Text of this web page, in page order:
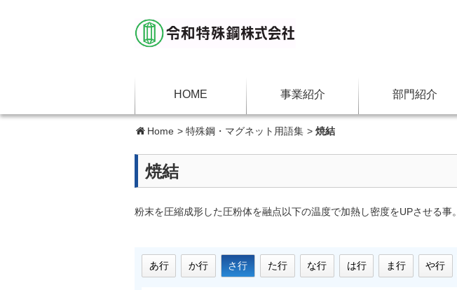
HOME 事業紹介 部門紹介
Home > 特殊鋼・マグネット用語集 > 焼結
焼結
粉末を圧縮成形した圧粉体を融点以下の温度で加熱し密度をUPさせる事。
あ行 か行 さ行 た行 な行 は行 ま行 や行